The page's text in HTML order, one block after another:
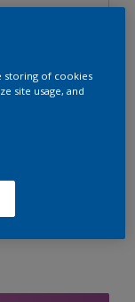
10 L
online
we werken
storing of cookies
site usage, and